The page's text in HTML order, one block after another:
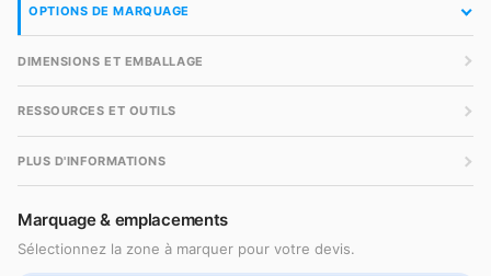
OPTIONS DE MARQUAGE
DIMENSIONS ET EMBALLAGE
RESSOURCES ET OUTILS
PLUS D'INFORMATIONS
Marquage & emplacements
Sélectionnez la zone à marquer pour votre devis.